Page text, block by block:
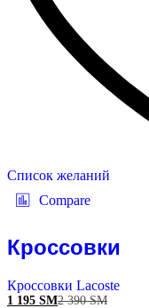
Список желаний
Compare
Кроссовки
Кроссовки Lacoste
1 195 ЅМ2 390ЅМ